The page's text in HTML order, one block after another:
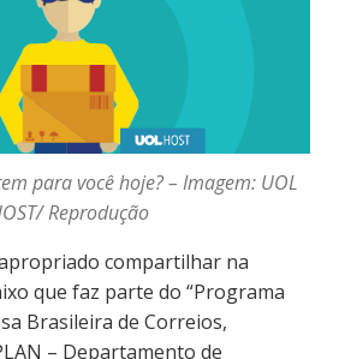
para você hoje? – Imagem: UOL
Reprodução
compartilhar na
que faz parte do “Programa
Brasileira de Correios,
– Departamento de